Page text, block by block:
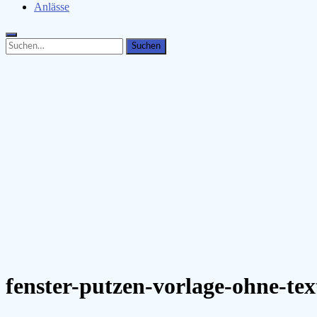
Anlässe
Search
for:
Search
fenster-putzen-vorlage-ohne-